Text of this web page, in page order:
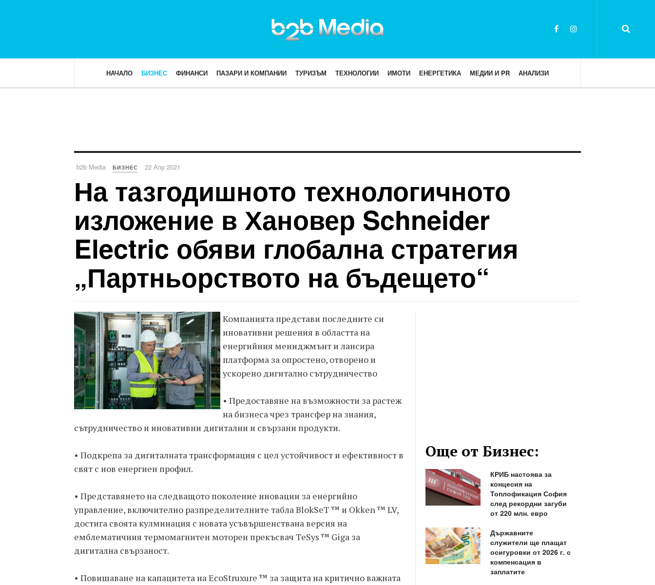
НАЧАЛО БИЗНЕС ФИНАНСИ ПАЗАРИ И КОМПАНИИ ТУРИЗЪМ ТЕХНОЛОГИИ ИМОТИ ЕНЕРГЕТИКА МЕДИИ И PR АНАЛИЗИ
b2b Media БИЗНЕС 22 Апр 2021
На тазгодишното технологичното
изложение в Хановер Schneider
Electric обяви глобална стратегия
„Партньорството на бъдещето“
Компанията представи последните си
иновативни решения в областта на
енергийния мениджмънт и лансира
платформа за опростено, отворено и
ускорено дигитално сътрудничество
• Предоставяне на възможности за растеж
на бизнеса чрез трансфер на знания,
сътрудничество и иновативни дигитални и свързани продукти.
• Подкрепа за дигиталната трансформация с цел устойчивост и ефективност в
свят с нов енергиен профил.
• Представянето на следващото поколение иновации за енергийно
управление, включително разпределителните табла BlokSeT ™ и Okken ™ LV,
достига своята кулминация с новата усъвършенствана версия на
емблематичния термомагнитен моторен прекъсвач TeSys ™ Giga за
дигитална свързаност.
• Повишаване на капацитета на EcoStruxure ™ за защита на критично важната
Още от Бизнес:
КРИБ настоява за
концесия на
Топлофикация София
след рекордни загуби
от 220 млн. евро
Държавните
служители ще плащат
осигуровки от 2026 г. с
компенсация в
заплатите